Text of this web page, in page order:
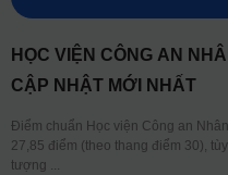
HỌC VIỆN CÔNG AN
CẬP NHẬT MỚI NHẤT
Điểm chuẩn Học viện Công an
27,85 điểm (theo thang điểm 30),
tượng